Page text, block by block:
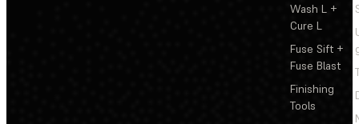
Wash L +
Cure L
Fuse Sift +
Fuse Blast
Finishing
Tools